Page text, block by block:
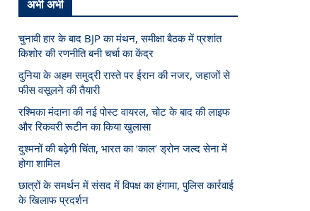
अभी अभी
चुनावी हार के बाद BJP का मंथन, समीक्षा बैठक में प्रशांत
किशोर की रणनीति बनी चर्चा का केंद्र
दुनिया के अहम समुद्री रास्ते पर ईरान की नजर, जहाजों से
फीस वसूलने की तैयारी
रश्मिका मंदाना की नई पोस्ट वायरल, चोट के बाद की लाइफ
और रिकवरी रूटीन का किया खुलासा
दुश्मनों की बढ़ेगी चिंता, भारत का ‘काल’ ड्रोन जल्द सेना में
होगा शामिल
छात्रों के समर्थन में संसद में विपक्ष का हंगामा, पुलिस कार्रवाई
के खिलाफ प्रदर्शन